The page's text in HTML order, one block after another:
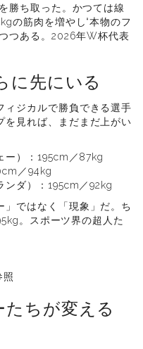
勝ち取った。かつては線
の筋肉を増やし“本物のフ
つある。2026年W杯代表
に先にいる
ィジカルで勝負できる選手
を見れば、まだまだ上がい
ー）：195cm／87kg
／94kg
ンダ）：195cm／92kg
」ではなく「現象」だ。ち
。スポーツ界の超人た
照
ちが変える